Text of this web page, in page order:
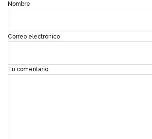
Nombre
Correo electrónico
Tu comentario